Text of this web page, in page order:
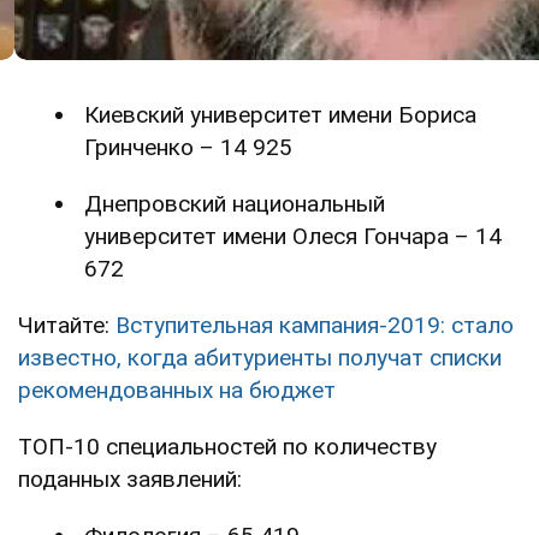
Киевский университет имени Бориса
Гринченко – 14 925
Днепровский национальный
университет имени Олеся Гончара – 14
672
Читайте: Вступительная кампания-2019: стало
известно, когда абитуриенты получат списки
рекомендованных на бюджет
ТОП-10 специальностей по количеству
поданных заявлений: